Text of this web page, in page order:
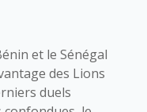
et le Sénégal
des Lions
duels